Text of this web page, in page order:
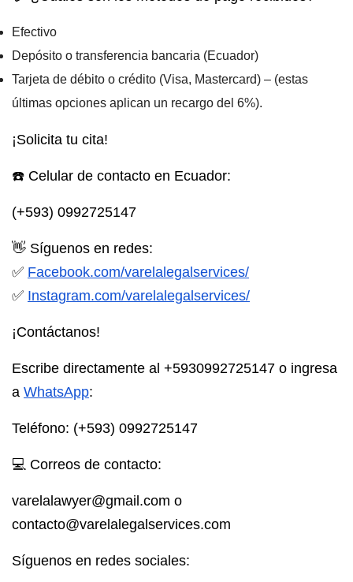
Efectivo
Depósito o transferencia bancaria (Ecuador)
Tarjeta de débito o crédito (Visa, Mastercard) – (estas
últimas opciones aplican un recargo del 6%).
¡Solicita tu cita!
☎️ Celular de contacto en Ecuador:
(+593) 0992725147
👋 Síguenos en redes:
✅ Facebook.com/varelalegalservices/⁣
✅ Instagram.com/varelalegalservices/⁣
¡Contáctanos!
Escribe directamente al +5930992725147 o ingresa
a WhatsApp:
Teléfono: (+593) 0992725147
💻 Correos de contacto:
varelalawyer@gmail.com o
contacto@varelalegalservices.com
Síguenos en redes sociales: